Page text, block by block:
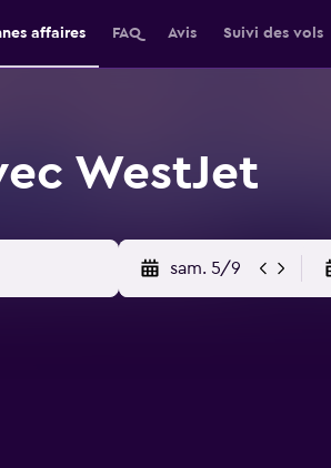
affaires FAQ Avis Suivi des vols
WestJet
sam. 5/9